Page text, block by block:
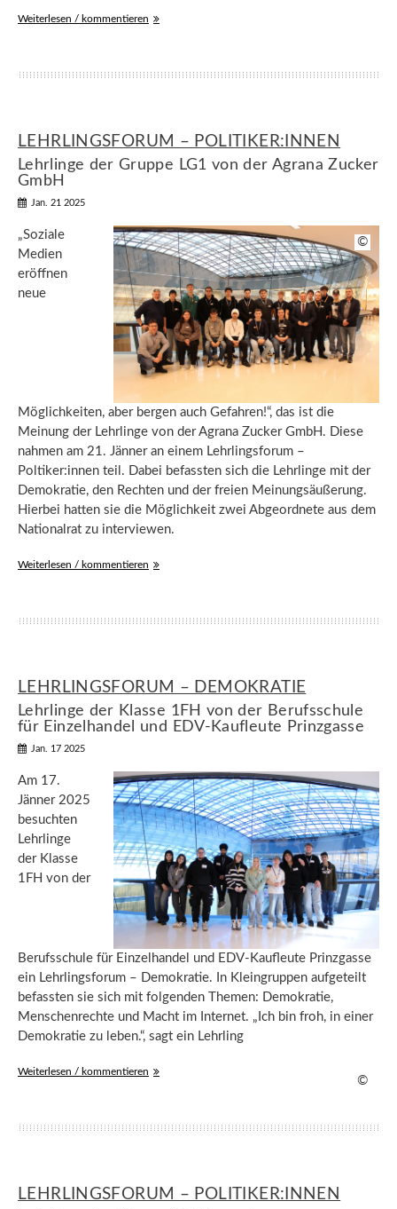
Weiterlesen / kommentieren
LEHRLINGSFORUM – POLITIKER:INNEN
Lehrlinge der Gruppe LG1 von der Agrana Zucker
GmbH
Jan. 21 2025
„Soziale
Medien
eröffnen
neue
Möglichkeiten, aber bergen auch Gefahren!“, das ist die
Meinung der Lehrlinge von der Agrana Zucker GmbH. Diese
nahmen am 21. Jänner an einem Lehrlingsforum –
Poltiker:innen teil. Dabei befassten sich die Lehrlinge mit der
Demokratie, den Rechten und der freien Meinungsäußerung.
Hierbei hatten sie die Möglichkeit zwei Abgeordnete aus dem
Nationalrat zu interviewen.
©
Weiterlesen / kommentieren
LEHRLINGSFORUM – DEMOKRATIE
Lehrlinge der Klasse 1FH von der Berufsschule
für Einzelhandel und EDV-Kaufleute Prinzgasse
Jan. 17 2025
Am 17.
Jänner 2025
besuchten
Lehrlinge
der Klasse
1FH von der
Berufsschule für Einzelhandel und EDV-Kaufleute Prinzgasse
ein Lehrlingsforum – Demokratie. In Kleingruppen aufgeteilt
befassten sie sich mit folgenden Themen: Demokratie,
Menschenrechte und Macht im Internet. „Ich bin froh, in einer
Demokratie zu leben.“, sagt ein Lehrling
©
Weiterlesen / kommentieren
LEHRLINGSFORUM – POLITIKER:INNEN